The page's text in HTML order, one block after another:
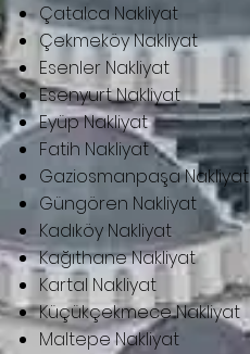
Çatalca Nakliyat
Çekmeköy Nakliyat
Esenler Nakliyat
Esenyurt Nakliyat
Eyüp Nakliyat
Fatih Nakliyat
Gaziosmanpaşa Nakliyat
Güngören Nakliyat
Kadıköy Nakliyat
Kağıthane Nakliyat
Kartal Nakliyat
Küçükçekmece Nakliyat
Maltepe Nakliyat